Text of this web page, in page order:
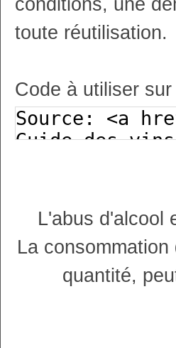
conditions, une
toute réutilisation.
Code à utiliser
L'abus d'alcool
La
quantité,